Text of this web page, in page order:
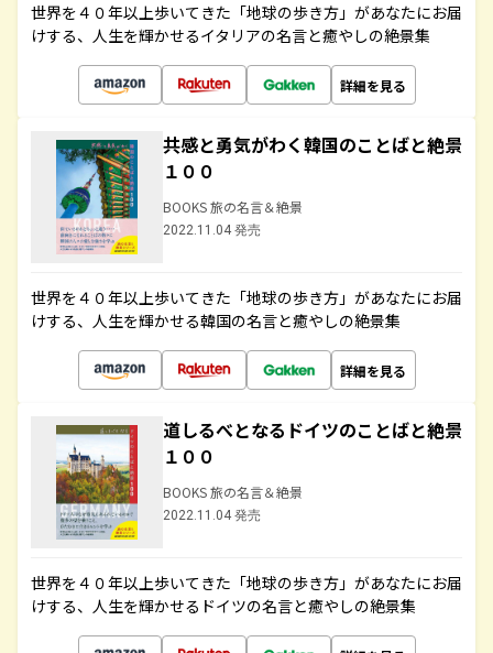
世界を４０年以上歩いてきた「地球の歩き方」があなたにお届
けする、人生を輝かせるイタリアの名言と癒やしの絶景集
詳細を見る
共感と勇気がわく韓国のことばと絶景
１００
BOOKS 旅の名言＆絶景
2022.11.04 発売
世界を４０年以上歩いてきた「地球の歩き方」があなたにお届
けする、人生を輝かせる韓国の名言と癒やしの絶景集
詳細を見る
道しるべとなるドイツのことばと絶景
１００
BOOKS 旅の名言＆絶景
2022.11.04 発売
世界を４０年以上歩いてきた「地球の歩き方」があなたにお届
けする、人生を輝かせるドイツの名言と癒やしの絶景集